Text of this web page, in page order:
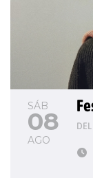
SÁB
08
AGO